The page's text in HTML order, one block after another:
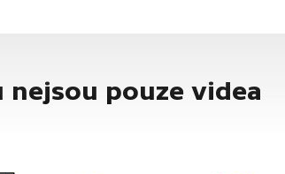
nejsou pouze videa